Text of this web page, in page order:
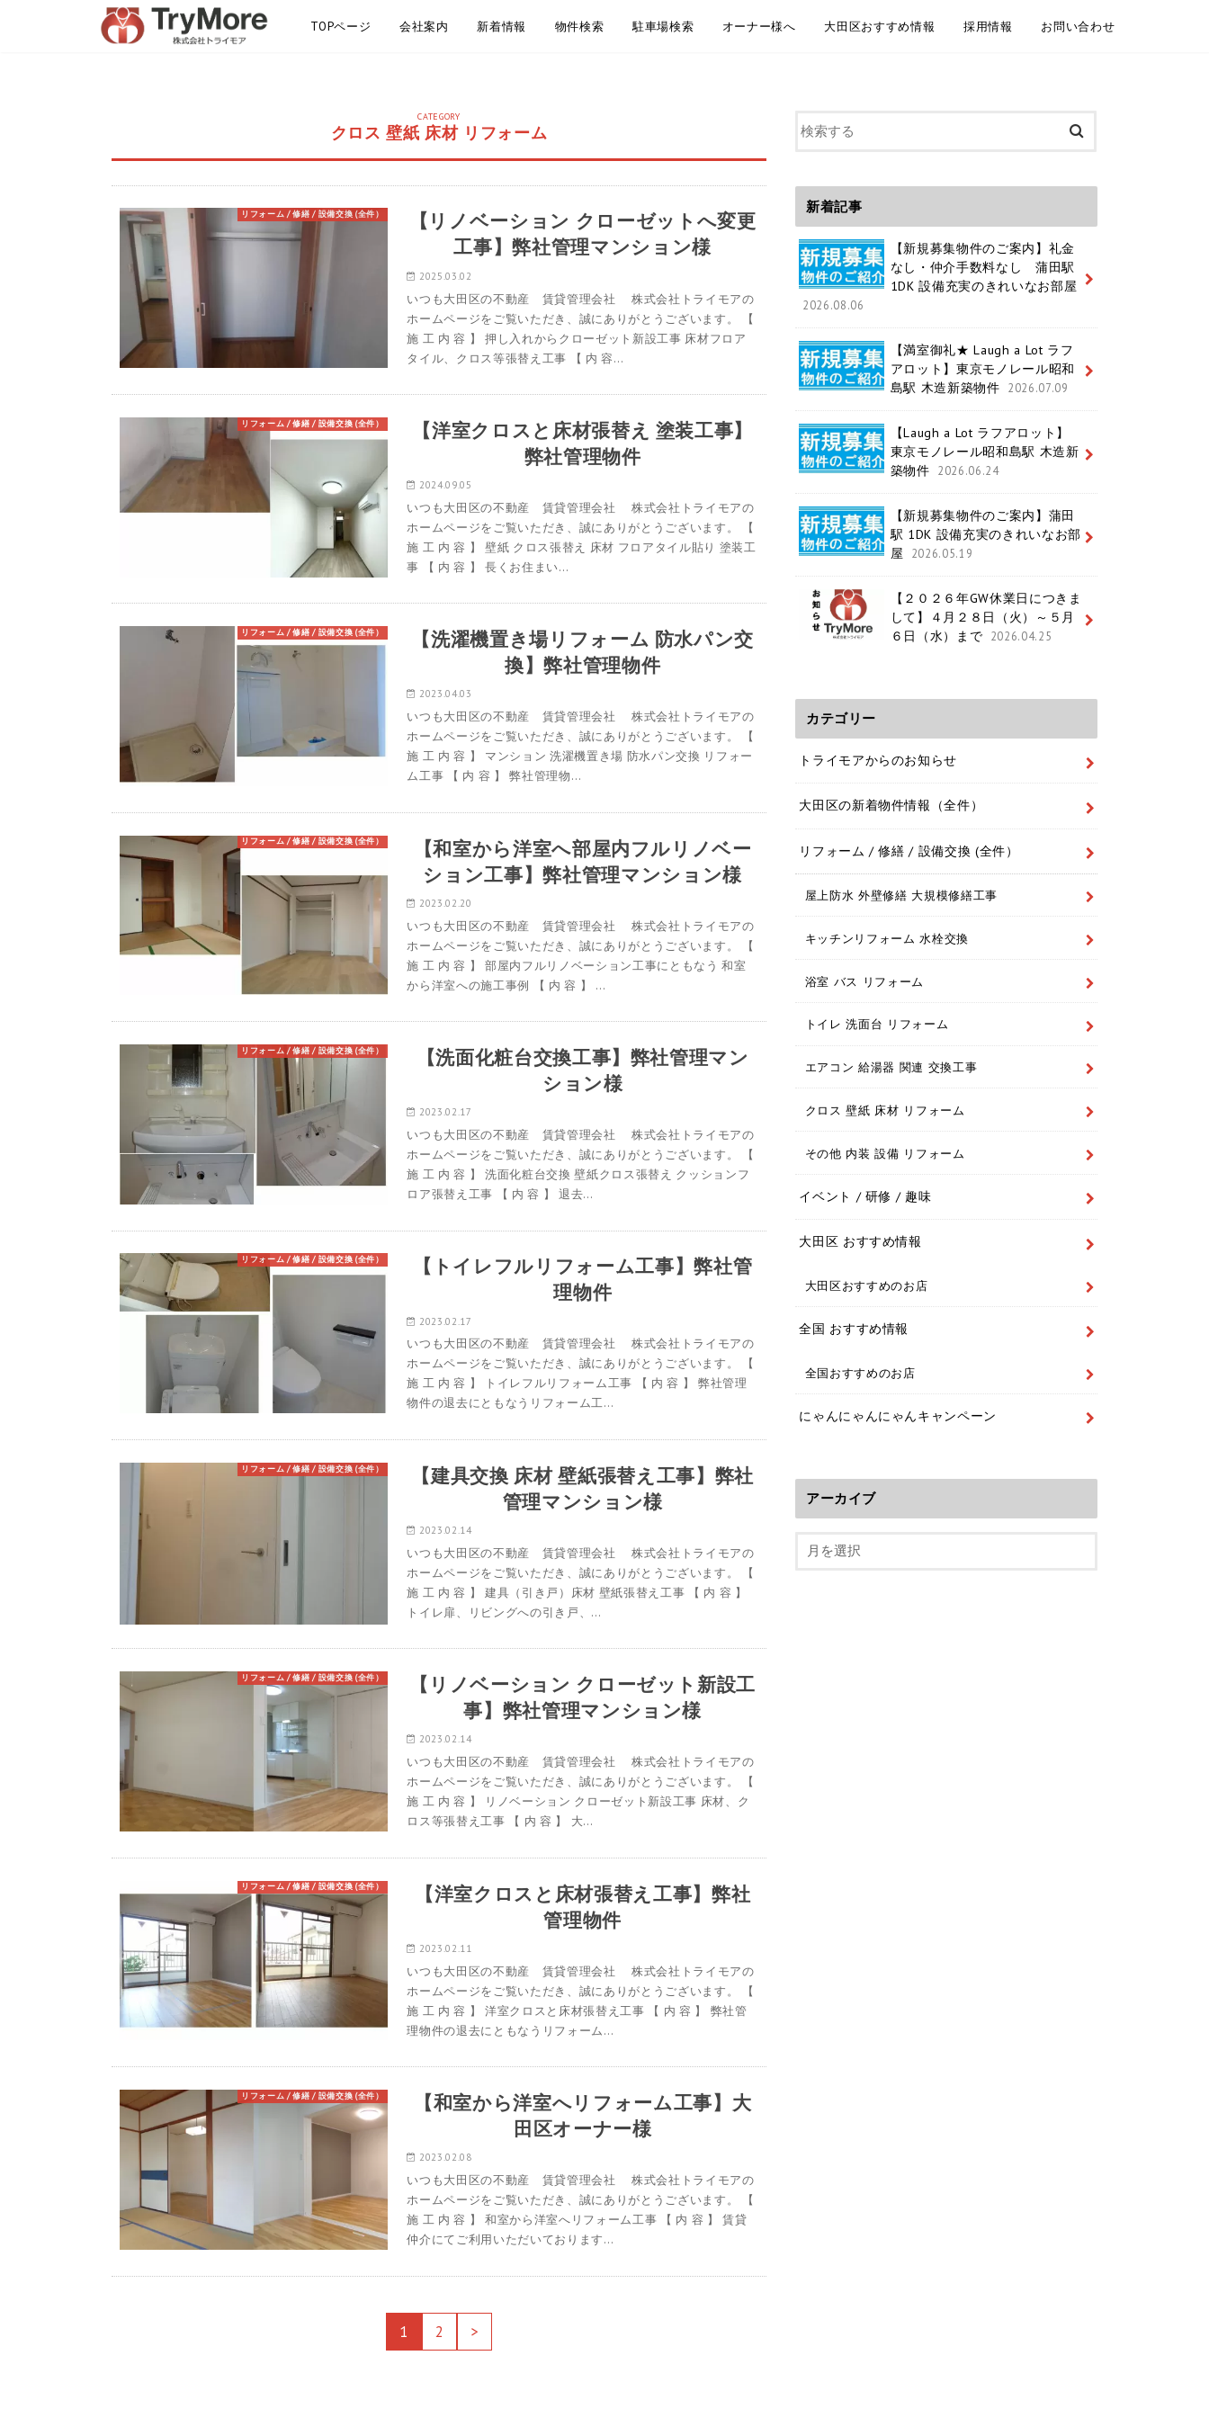
TOPページ 会社案内 新着情報 物件検索 駐車場検索 オーナー様へ 大田区おすすめ情報 採用情報 お問い合わせ
CATEGORY
クロス 壁紙 床材 リフォーム
リフォーム / 修繕 / 設備交換 (全件）
【リノベーション クローゼットへ変更
工事】弊社管理マンション様
2025.03.02
いつも大田区の不動産 賃貸管理会社 株式会社トライモアの
ホームページをご覧いただき、誠にありがとうございます。 【
施 工 内 容 】 押し入れからクローゼット新設工事 床材フロア
タイル、クロス等張替え工事 【 内 容…
リフォーム / 修繕 / 設備交換 (全件）
【洋室クロスと床材張替え 塗装工事】
弊社管理物件
2024.09.05
いつも大田区の不動産 賃貸管理会社 株式会社トライモアの
ホームページをご覧いただき、誠にありがとうございます。 【
施 工 内 容 】 壁紙 クロス張替え 床材 フロアタイル貼り 塗装工
事 【 内 容 】 長くお住まい…
リフォーム / 修繕 / 設備交換 (全件）
【洗濯機置き場リフォーム 防水パン交
換】弊社管理物件
2023.04.03
いつも大田区の不動産 賃貸管理会社 株式会社トライモアの
ホームページをご覧いただき、誠にありがとうございます。 【
施 工 内 容 】 マンション 洗濯機置き場 防水パン交換 リフォー
ム工事 【 内 容 】 弊社管理物…
リフォーム / 修繕 / 設備交換 (全件）
【和室から洋室へ部屋内フルリノベー
ション工事】弊社管理マンション様
2023.02.20
いつも大田区の不動産 賃貸管理会社 株式会社トライモアの
ホームページをご覧いただき、誠にありがとうございます。 【
施 工 内 容 】 部屋内フルリノベーション工事にともなう 和室
から洋室への施工事例 【 内 容 】 …
リフォーム / 修繕 / 設備交換 (全件）
【洗面化粧台交換工事】弊社管理マン
ション様
2023.02.17
いつも大田区の不動産 賃貸管理会社 株式会社トライモアの
ホームページをご覧いただき、誠にありがとうございます。 【
施 工 内 容 】 洗面化粧台交換 壁紙クロス張替え クッションフ
ロア張替え工事 【 内 容 】 退去…
リフォーム / 修繕 / 設備交換 (全件）
【トイレフルリフォーム工事】弊社管
理物件
2023.02.17
いつも大田区の不動産 賃貸管理会社 株式会社トライモアの
ホームページをご覧いただき、誠にありがとうございます。 【
施 工 内 容 】 トイレフルリフォーム工事 【 内 容 】 弊社管理
物件の退去にともなうリフォーム工…
リフォーム / 修繕 / 設備交換 (全件）
【建具交換 床材 壁紙張替え工事】弊社
管理マンション様
2023.02.14
いつも大田区の不動産 賃貸管理会社 株式会社トライモアの
ホームページをご覧いただき、誠にありがとうございます。 【
施 工 内 容 】 建具（引き戸）床材 壁紙張替え工事 【 内 容 】
トイレ扉、リビングへの引き戸、…
リフォーム / 修繕 / 設備交換 (全件）
【リノベーション クローゼット新設工
事】弊社管理マンション様
2023.02.14
いつも大田区の不動産 賃貸管理会社 株式会社トライモアの
ホームページをご覧いただき、誠にありがとうございます。 【
施 工 内 容 】 リノベーション クローゼット新設工事 床材、ク
ロス等張替え工事 【 内 容 】 大…
リフォーム / 修繕 / 設備交換 (全件）
【洋室クロスと床材張替え工事】弊社
管理物件
2023.02.11
いつも大田区の不動産 賃貸管理会社 株式会社トライモアの
ホームページをご覧いただき、誠にありがとうございます。 【
施 工 内 容 】 洋室クロスと床材張替え工事 【 内 容 】 弊社管
理物件の退去にともなうリフォーム…
リフォーム / 修繕 / 設備交換 (全件）
【和室から洋室へリフォーム工事】大
田区オーナー様
2023.02.08
いつも大田区の不動産 賃貸管理会社 株式会社トライモアの
ホームページをご覧いただき、誠にありがとうございます。 【
施 工 内 容 】 和室から洋室へリフォーム工事 【 内 容 】 賃貸
仲介にてご利用いただいております…
1 2 >
新着記事
【新規募集物件のご案内】礼金
なし・仲介手数料なし 蒲田駅
1DK 設備充実のきれいなお部屋
2026.08.06
【満室御礼★ Laugh a Lot ラフ
アロット】東京モノレール昭和
島駅 木造新築物件
2026.07.09
【Laugh a Lot ラフアロット】
東京モノレール昭和島駅 木造新
築物件
2026.06.24
【新規募集物件のご案内】蒲田
駅 1DK 設備充実のきれいなお部
屋
2026.05.19
【２０２６年GW休業日につきま
して】４月２８日（火）～５月
６日（水）まで
2026.04.25
カテゴリー
トライモアからのお知らせ
大田区の新着物件情報（全件）
リフォーム / 修繕 / 設備交換 (全件）
屋上防水 外壁修繕 大規模修繕工事
キッチンリフォーム 水栓交換
浴室 バス リフォーム
トイレ 洗面台 リフォーム
エアコン 給湯器 関連 交換工事
クロス 壁紙 床材 リフォーム
その他 内装 設備 リフォーム
イベント / 研修 / 趣味
大田区 おすすめ情報
大田区おすすめのお店
全国 おすすめ情報
全国おすすめのお店
にゃんにゃんにゃんキャンペーン
アーカイブ